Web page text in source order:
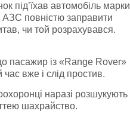
під’їхав автомобіль марки
повністю заправити
чи той розрахувався.
пасажир із «Range Rover»
вже і слід простив.
наразі розшукують
шахрайство.